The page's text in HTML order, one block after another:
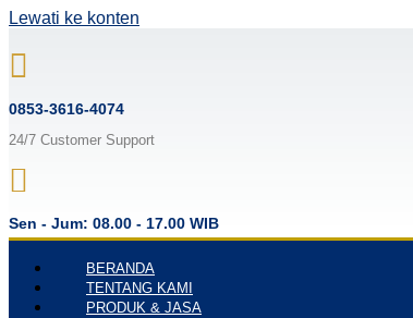
Lewati ke konten
0853-3616-4074
24/7 Customer Support
Sen - Jum: 08.00 - 17.00 WIB
BERANDA
TENTANG KAMI
PRODUK & JASA